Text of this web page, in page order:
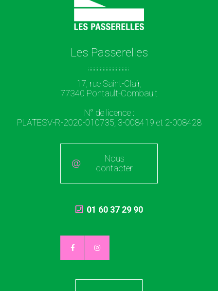
Les Passerelles
17, rue Saint-Clair,
77340 Pontault-Combault
N° de licence :
PLATESV-R-2020-010735, 3-008419 et 2-008428
Nous
contacter
01 60 37 29 90